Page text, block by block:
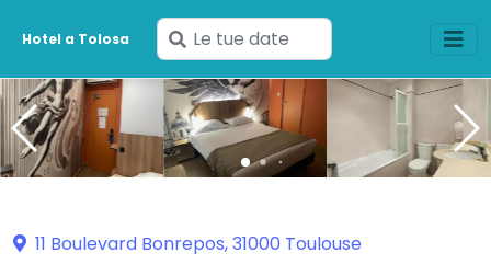
Hotel a Tolosa
Inserisci
le
tue
date
11 Boulevard Bonrepos, 31000 Toulouse